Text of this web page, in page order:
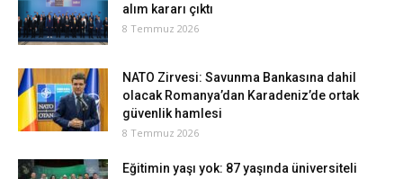
alım kararı çıktı
8 Temmuz 2026
NATO Zirvesi: Savunma Bankasına dahil
olacak Romanya’dan Karadeniz’de ortak
güvenlik hamlesi
8 Temmuz 2026
Eğitimin yaşı yok: 87 yaşında üniversiteli